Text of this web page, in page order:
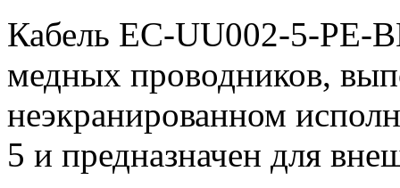
Кабель EC-UU002-5-PE-
медных проводников,
неэкранированном
5 и предназначен для